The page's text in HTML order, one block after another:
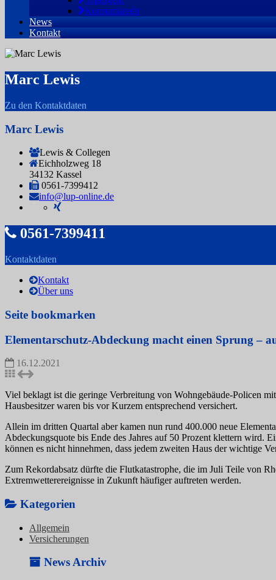
Konsumkredit
News
Kontakt
Marc Lewis
Zu den Kontaktdaten
Marc Lewis
Lewis & Collegen
Eichholzweg 18
34132 Kassel
0561-7399412
info@lup-online.de
0561-7399411
Kontaktdaten
Kontakt
Über uns
Seite bookmarken
Elementarschutz-Abdeckung macht einen Sprung –
16.12.2021
Viel beklagt ist die geringe Verbreitung von Wohngebäude-Policen
Hausbesitzer waren bis vor Kurzem entsprechend versichert.
Allein im dritten Quartal aber kamen nun rund 400.000 neue
Abdeckungsquote bis Ende des Jahres auf 50 Prozent klettern
können es nicht hinnehmen, dass jedem zweiten Haus der wichtige
Zum Rekordabsatz dürfte die Flutkatastrophe, die im Juli Teile von
Extremwetterereignisse in Zukunft häufiger auftreten werden.
Kategorien
Allgemein
Versicherungen
News Archiv